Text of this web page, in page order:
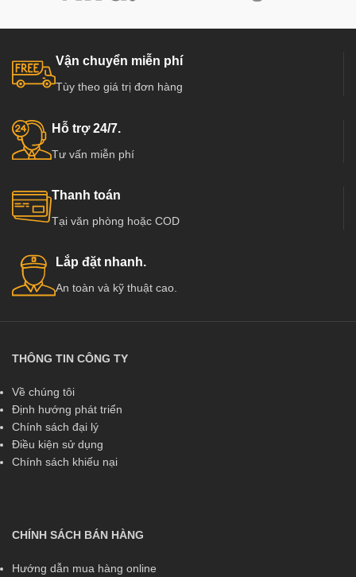
chuẩn mực cửa thông phòng, cửa
Biệt thự, nhà phố ở các nước tiên
tiến như Mỹ, Hàn Quốc, Nhật Bản…
Đặc biệt đã và đang dần phát triển
cung cấp hàng chất lượng và uy tín
hàng đầu tại Việt Nam như :
Kingdoor, Hoabinhdoor…
Đặc biệt đã và đang dần phát triển
Vận chuyển miễn phí
Tùy theo giá trị đơn hàng
Hỗ trợ 24/7.
Tư vấn miễn phí
Thanh toán
Tại văn phòng hoặc COD
Lắp đặt nhanh.
An toàn và kỹ thuật cao.
THÔNG TIN CÔNG TY
Về chúng tôi
Định hướng phát triển
Chính sách đại lý
Điều kiện sử dụng
Chính sách khiếu nại
CHÍNH SÁCH BÁN HÀNG
Hướng dẫn mua hàng online